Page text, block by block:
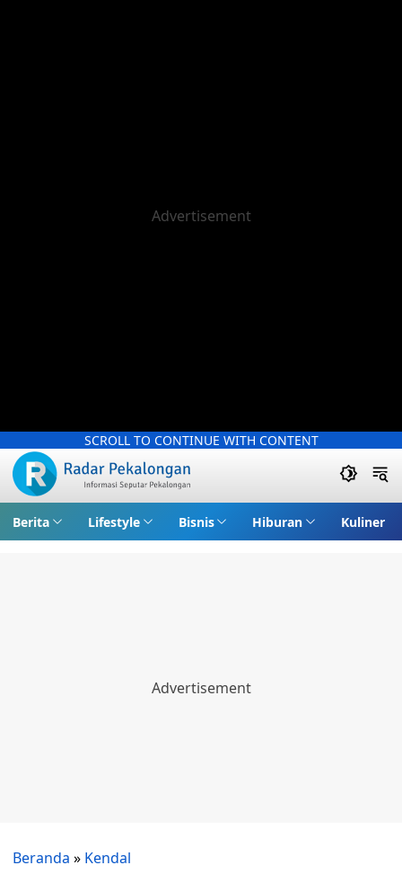
SCROLL TO CONTINUE WITH CONTENT
Berita Lifestyle Bisnis Hiburan Kuliner
Beranda » Kendal